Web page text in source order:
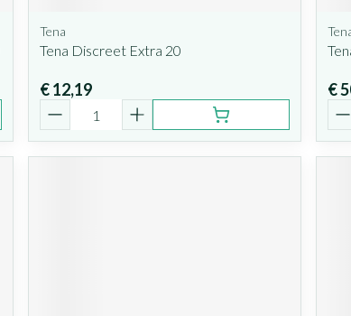
Tena
Tena Discreet Extra 20
€ 12,19 €